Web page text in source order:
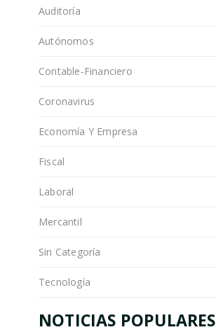
Auditoría
Autónomos
Contable-Financiero
Coronavirus
Economía Y Empresa
Fiscal
Laboral
Mercantil
Sin Categoría
Tecnología
NOTICIAS POPULARES